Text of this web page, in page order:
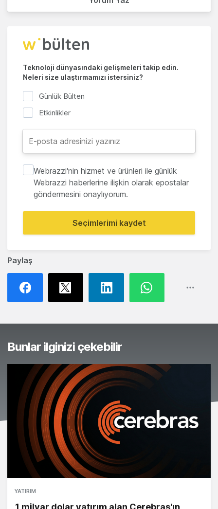
Paylaş
Teknoloji dünyasındaki gelişmeleri takip edin.
Neleri size ulaştırmamızı istersiniz?
Günlük Bülten
Etkinlikler
Webrazzi'nin hizmet ve ürünleri ile günlük
Webrazzi haberlerine ilişkin olarak epostalar
göndermesini onaylıyorum.
Seçimlerimi kaydet
Bunlar ilginizi çekebilir
YATIRIM
1 milyar dolar yatırım alan Cerebras'ın